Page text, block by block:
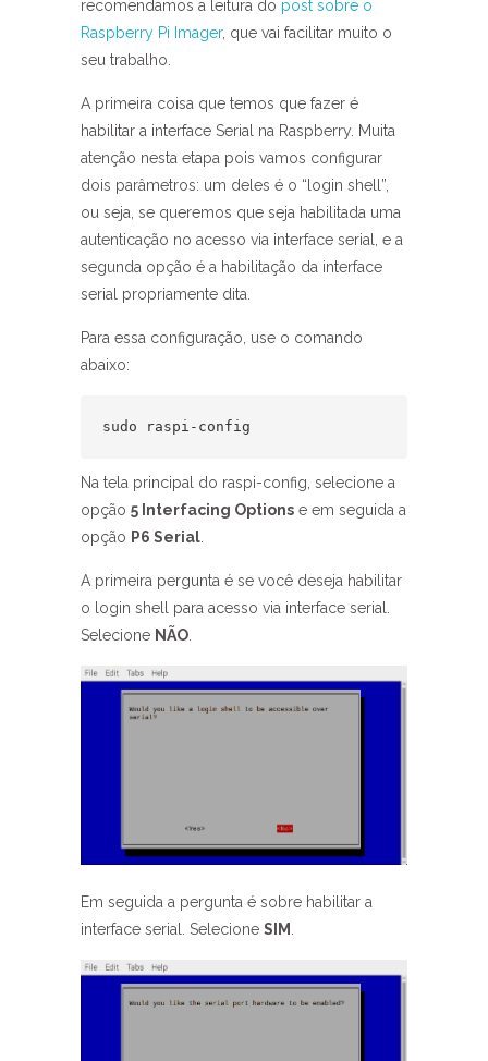
recomendamos a leitura do post sobre o
Raspberry Pi Imager, que vai facilitar muito o
seu trabalho.
A primeira coisa que temos que fazer é
habilitar a interface Serial na Raspberry. Muita
atenção nesta etapa pois vamos configurar
dois parâmetros: um deles é o “login shell”,
ou seja, se queremos que seja habilitada uma
autenticação no acesso via interface serial, e a
segunda opção é a habilitação da interface
serial propriamente dita.
Para essa configuração, use o comando
abaixo:
sudo raspi-config
Na tela principal do raspi-config, selecione a
opção 5 Interfacing Options e em seguida a
opção P6 Serial
A primeira pergunta é se você deseja habilitar
o login shell para acesso via interface serial.
Selecione NÃO
Em seguida a pergunta é sobre habilitar a
interface serial. Selecione SIM